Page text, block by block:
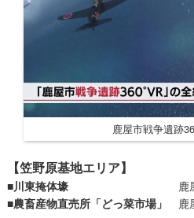
鹿屋市戦争遺跡
【笠野原基地エリア】
■川東掩体壕
鹿
■農畜産物直売所「どっ菜市場」
鹿